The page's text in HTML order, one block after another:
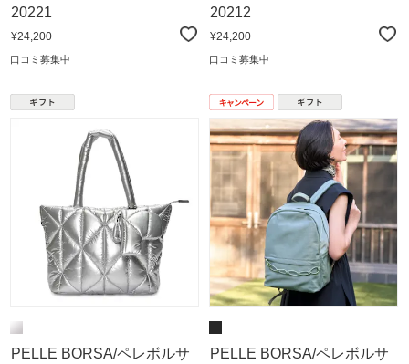
20221
¥24,200
口コミ募集中
20212
¥24,200
口コミ募集中
PELLE BORSA/ペレボルサ
PELLE BORSA/ペレボルサ